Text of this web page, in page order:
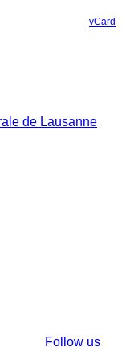
vCard
Follow us